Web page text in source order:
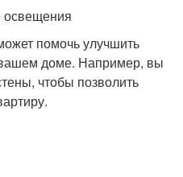
освещения
помочь улучшить
доме. Например, вы
чтобы позволить